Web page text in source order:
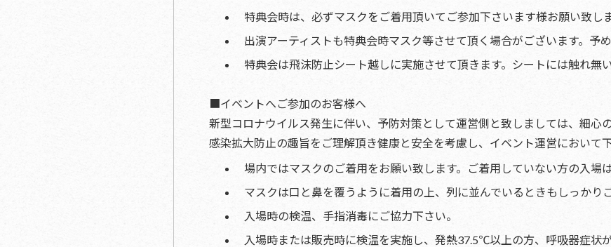
特典会時は、必ずマスクをご着用頂いてご参加下さいます様お願い致しま
出演アーティストも特典会時マスク等させて頂く場合がございます。予め
特典会は飛沫防止シート越しに実施させて頂きます。シートには触れ無
■イベントへご参加のお客様へ
新型コロナウイルス発生に伴い、予防対策として運営側と致しましては、細心
感染拡大防止の趣旨をご理解頂き健康と安全を考慮し、イベント運営において
場内ではマスクのご着用をお願い致します。ご着用していない方の入場
マスクは口と鼻を覆うように着用の上、列に並んでいるときもしっかり
入場時の検温、手指消毒にご協力下さい。
入場時または販売時に検温を実施し、発熱37.5℃以上の方、呼吸器症状